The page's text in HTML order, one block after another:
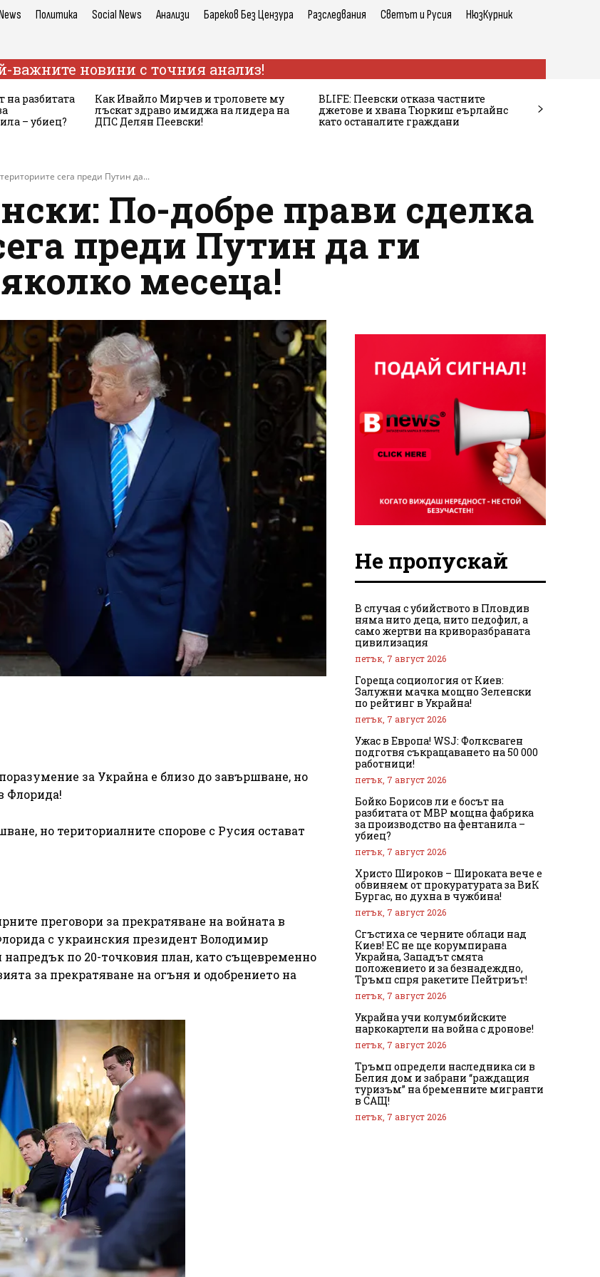
Политика Social News Анализи Бареков Без Цензура Разследвания Светът и Русия НюзКурник
важните новини с точния анализ!
на разбитата
– убиец?
Как Ивайло Мирчев и троловете му
лъскат здраво имиджа на лидера на
ДПС Делян Пеевски!
BLIFE: Пеевски отказа частните
джетове и хвана Тюркиш еърлайнс
като останалите граждани
сега преди Путин да...
По-добре прави сделка
преди Путин да ги
месеца!
за Украйна е близо до завършване, но
Флорида!
но териториалните спорове с Русия остават
преговори за прекратяване на войната в
с украинския президент Володимир
по 20-точковия план, като същевременно
за прекратяване на огъня и одобрението на
Не пропускай
В случая с убийството в Пловдив
няма нито деца, нито педофил, а
само жертви на криворазбраната
цивилизация
петък, 7 август 2026
Гореща социология от Киев:
Залужни мачка мощно Зеленски
по рейтинг в Украйна!
петък, 7 август 2026
Ужас в Европа! WSJ: Фолксваген
подготвя съкращаването на 50 000
работници!
петък, 7 август 2026
Бойко Борисов ли е босът на
разбитата от МВР мощна фабрика
за производство на фентанила –
убиец?
петък, 7 август 2026
Христо Широков – Широката вече е
обвиняем от прокуратурата за ВиК
Бургас, но духна в чужбина!
петък, 7 август 2026
Сгъстиха се черните облаци над
Киев! ЕС не ще корумпирана
Украйна, Западът смята
положението и за безнадеждно,
Тръмп спря ракетите Пейтриът!
петък, 7 август 2026
Украйна учи колумбийските
наркокартели на война с дронове!
петък, 7 август 2026
Тръмп определи наследника си в
Белия дом и забрани “раждащия
туризъм” на бременните мигранти
в САЩ!
петък, 7 август 2026